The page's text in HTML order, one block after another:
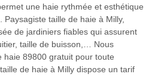
une haie rythmée et esthétique
taille de haie à Milly,
de jardiniers fiables qui assurent
taille de buisson,… Nous
haie 89800 gratuit pour toute
de haie à Milly dispose un tarif